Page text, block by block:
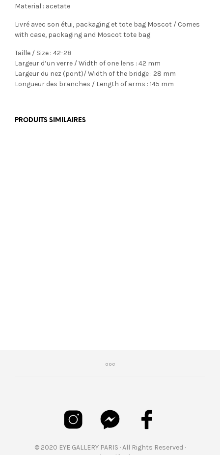
Material : acetate
Livré avec son étui, packaging et tote bag Moscot / Comes
with case, packaging and Moscot tote bag
Taille / Size : 42-28
Largeur d’un verre / Width of one lens : 42 mm
Largeur du nez (pont)/ Width of the bridge : 28 mm
Longueur des branches / Length of arms : 145 mm
PRODUITS SIMILAIRES
© 2020 EYE GALLERY PARIS · All Rights Reserved ·